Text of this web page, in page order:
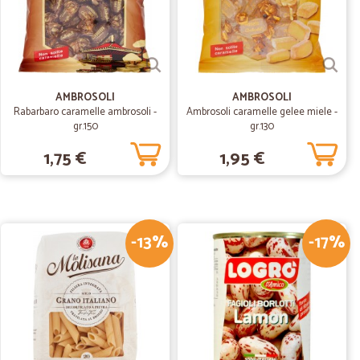
03/11/2020
ottima…
La comunicazione telefonica con l'assistenza è
21/08/2020
15/07/2020
AMBROSOLI
Rabarbaro caramelle ambrosoli -
gr.150
1,75 €
AMBROSOLI
Ambrosoli caramelle gelee miele -
gr.130
1,95 €
-13% -17%